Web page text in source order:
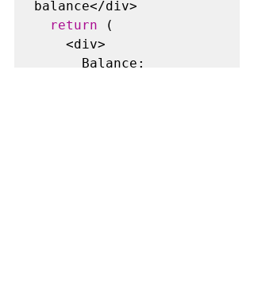
balance</div>
return (